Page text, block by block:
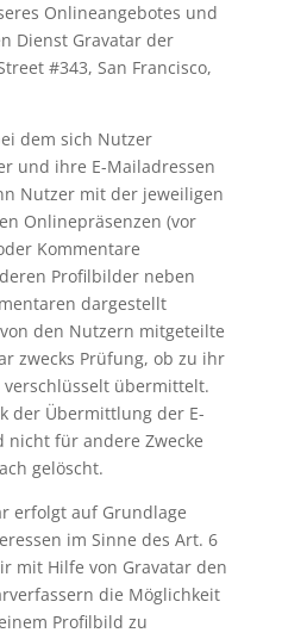
Onlineangebotes und
Dienst Gravatar der
#343, San Francisco,
dem sich Nutzer
und ihre E-Mailadressen
Nutzer mit der jeweiligen
Onlinepräsenzen (vor
Kommentare
Profilbilder neben
dargestellt
den Nutzern mitgeteilte
zwecks Prüfung, ob zu ihr
übermittelt.
der Übermittlung der E-
nicht für andere Zwecke
gelöscht.
erfolgt auf Grundlage
im Sinne des Art. 6
mit Hilfe von Gravatar den
die Möglichkeit
Profilbild zu